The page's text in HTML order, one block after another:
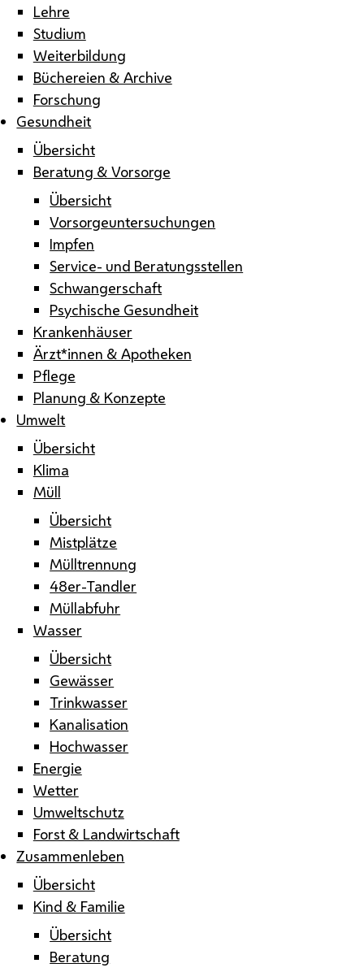
Lehre
Studium
Weiterbildung
Büchereien & Archive
Forschung
Gesundheit
Übersicht
Beratung & Vorsorge
Übersicht
Vorsorgeuntersuchungen
Impfen
Service- und Beratungsstellen
Schwangerschaft
Psychische Gesundheit
Krankenhäuser
Ärzt*innen & Apotheken
Pflege
Planung & Konzepte
Umwelt
Übersicht
Klima
Müll
Übersicht
Mistplätze
Mülltrennung
48er-Tandler
Müllabfuhr
Wasser
Übersicht
Gewässer
Trinkwasser
Kanalisation
Hochwasser
Energie
Wetter
Umweltschutz
Forst & Landwirtschaft
Zusammenleben
Übersicht
Kind & Familie
Übersicht
Beratung